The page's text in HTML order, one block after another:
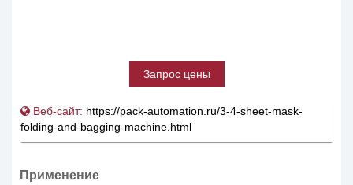
Запрос цены
Веб-сайт: https://pack-automation.ru/3-4-sheet-mask-
folding-and-bagging-machine.html
Применение